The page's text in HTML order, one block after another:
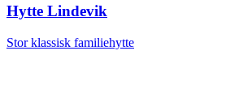
Hytte Lindevik
Stor klassisk familiehytte